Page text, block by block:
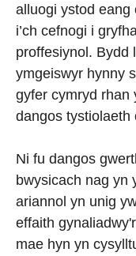
alluogi ystod eang
i’ch cefnogi i
proffesiynol. Bydd
ymgeiswyr hynny
gyfer cymryd rhan
dangos tystiolaeth
Ni fu dangos
bwysicach nag yn
ariannol yn unig
effaith
mae hyn yn